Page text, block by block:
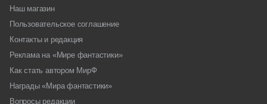
Наш магазин
Пользовательское соглашение
Контакты и редакция
Реклама на «Мире фантастики»
Как стать автором МирФ
Награды «Мира фантастики»
Вопросы редакции